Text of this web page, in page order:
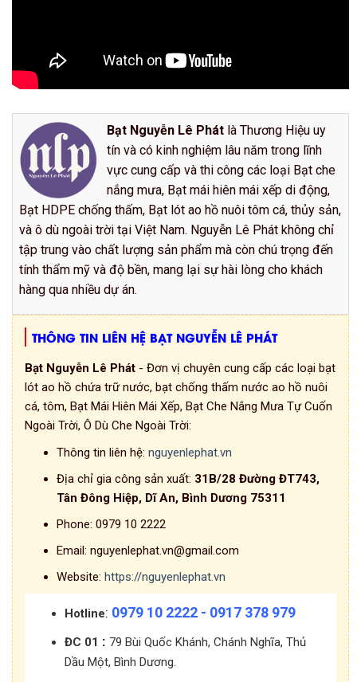
Bạt Nguyễn Lê Phát là Thương Hiệu uy
tín và có kinh nghiệm lâu năm trong lĩnh
vực cung cấp và thi công các loại Bạt che
nắng mưa, Bạt mái hiên mái xếp di động,
Bạt HDPE chống thấm, Bạt lót ao hồ nuôi tôm cá, thủy sản,
và ô dù ngoài trời tại Việt Nam. Nguyễn Lê Phát không chỉ
tập trung vào chất lượng sản phẩm mà còn chú trọng đến
tính thẩm mỹ và độ bền, mang lại sự hài lòng cho khách
hàng qua nhiều dự án.
THÔNG TIN LIÊN HỆ BẠT NGUYỄN LÊ PHÁT
Bạt Nguyễn Lê Phát - Đơn vị chuyên cung cấp các loại bạt
lót ao hồ chứa trữ nước, bạt chống thấm nước ao hồ nuôi
cá, tôm, Bạt Mái Hiên Mái Xếp, Bạt Che Nắng Mưa Tự Cuốn
Ngoài Trời, Ô Dù Che Ngoài Trời:
Thông tin liên hệ: nguyenlephat.vn
Địa chỉ gia công sản xuất: 31B/28 Đường ĐT743,
Tân Đông Hiệp, Dĩ An, Bình Dương 75311
Phone: 0979 10 2222
Email: nguyenlephat.vn@gmail.com
Website: https://nguyenlephat.vn
Hotline: 0979 10 2222 - 0917 378 979
ĐC 01 : 79 Bùi Quốc Khánh, Chánh Nghĩa, Thủ
Dầu Một, Bình Dương.